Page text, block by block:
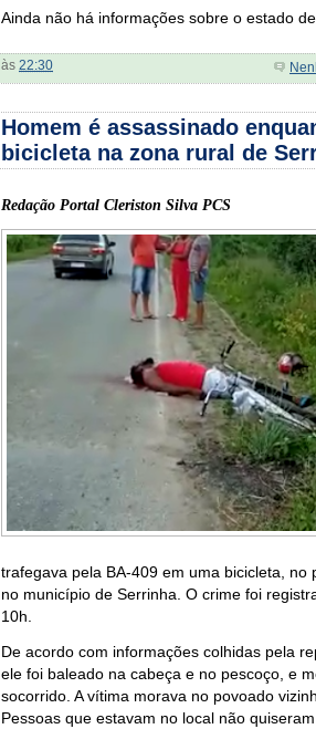
Ainda não há informações sobre o estado
às 22:30
Homem é assassinado
bicicleta na zona rural de
Redação Portal Cleriston Silva PCS
trafegava pela BA-409 em uma bicicleta, no
no município de Serrinha. O crime foi
10h.
De acordo com informações colhidas pela
ele foi baleado na cabeça e no pescoço, e
socorrido. A vítima morava no povoado
Pessoas que estavam no local não